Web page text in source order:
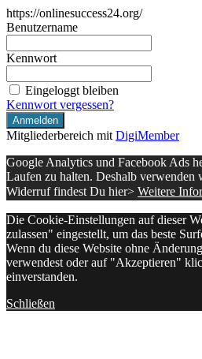
https://onlinesuccess24.org/
Benutzername
Kennwort
Eingeloggt bleiben
Kennwort vergessen?
Mitgliederbereich mit DigiMember
Google Analytics und Facebook Ads
Laufen zu halten. Deshalb
Widerruf findest Du hier> Weitere
Die Cookie-Einstellungen auf dieser
zulassen" eingestellt, um das beste
Wenn du diese Website ohne
verwendest oder auf "Akzeptieren"
einverstanden.
Schließen